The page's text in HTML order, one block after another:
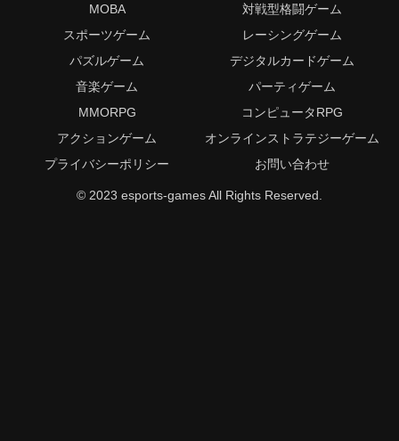
MOBA
対戦型格闘ゲーム
スポーツゲーム
レーシングゲーム
パズルゲーム
デジタルカードゲーム
音楽ゲーム
パーティゲーム
MMORPG
コンピュータRPG
アクションゲーム
オンラインストラテジーゲーム
プライバシーポリシー
お問い合わせ
© 2023 esports-games All Rights Reserved.